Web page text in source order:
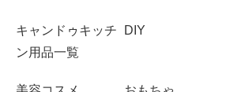
キャンドゥキッチ
ン用品一覧
DIY